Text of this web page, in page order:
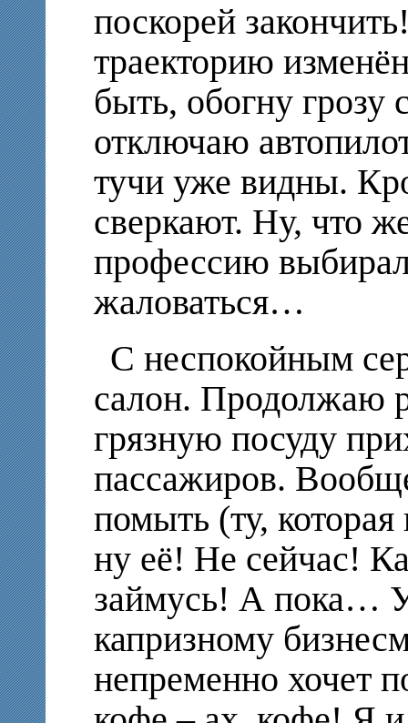
поскорей
траекторию
быть, обогну грозу
отключаю
тучи уже видны.
сверкают. Ну, что
профессию
жаловаться…
С неспокойным
салон. Продолжаю
грязную посуду
пассажиров.
помыть (ту,
ну её! Не сейчас!
займусь! А пока…
капризному
непременно хочет